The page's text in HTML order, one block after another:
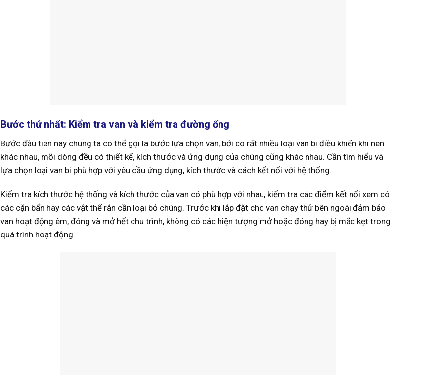
Bước thứ nhất: Kiểm tra van và kiểm tra đường ống
Bước đầu tiên này chúng ta có thể gọi là bước lựa chọn van, bởi có rất nhiều loại van bi điều khiển khí nén
khác nhau, mỗi dòng đều có thiết kế, kích thước và ứng dụng của chúng cũng khác nhau. Cần tìm hiểu và
lựa chọn loại van bi phù hợp với yêu cầu ứng dụng, kích thước và cách kết nối với hệ thống.
Kiểm tra kích thước hệ thống và kích thước của van có phù hợp với nhau, kiểm tra các điểm kết nối xem có
các cặn bẩn hay các vật thể rắn cần loại bỏ chúng. Trước khi lắp đặt cho van chạy thử bên ngoài đảm bảo
van hoạt động êm, đóng và mở hết chu trình, không có các hiện tượng mở hoặc đóng hay bị mắc kẹt trong
quá trình hoạt động.